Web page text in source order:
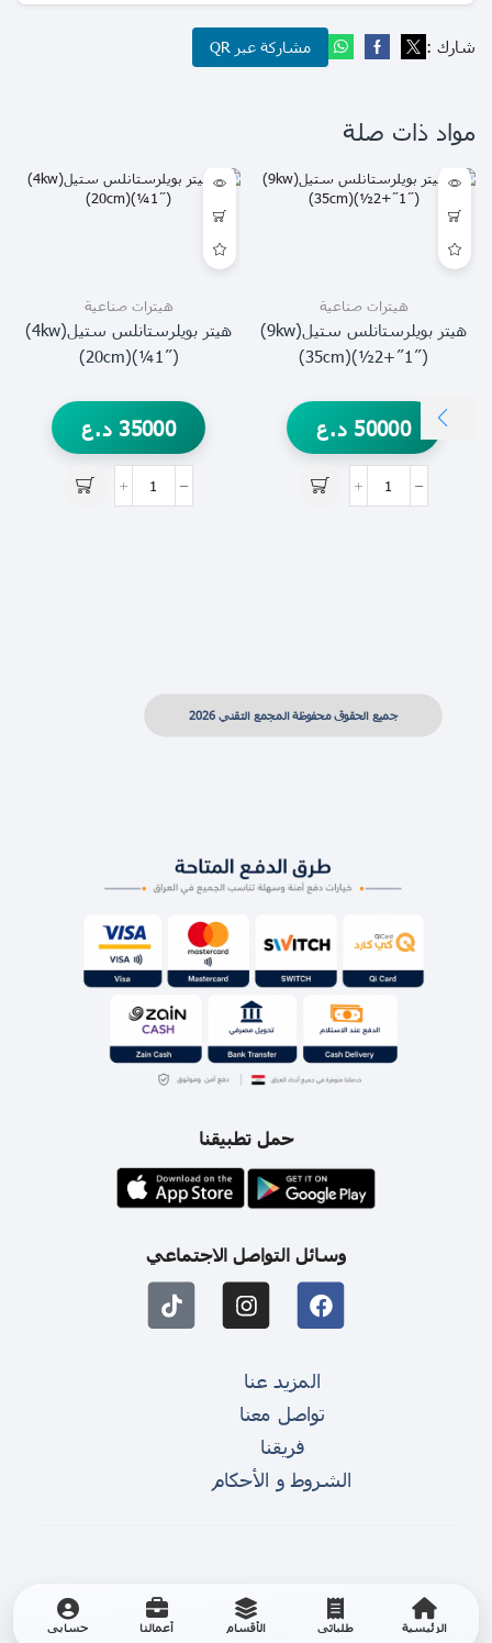
الرئيسية طلباتي الأقسام أعمالنا حسابي
شارك : مشاركة عبر QR
مواد ذات صلة
هيترات صناعية
هيتر بويلرستانلس ستيل(9kw)
(˝2+˝1½)(35cm)
50000 د.ع
هيترات صناعية
هيتر بويلرستانلس ستيل(4kw)
(˝1¼)(20cm)
35000 د.ع
جميع الحقوق محفوظة المجمع التقني 2026
حمل تطبيقنا
وسائل التواصل الاجتماعي
المزيد عنا
تواصل معنا
فريقنا
الشروط و الأحكام